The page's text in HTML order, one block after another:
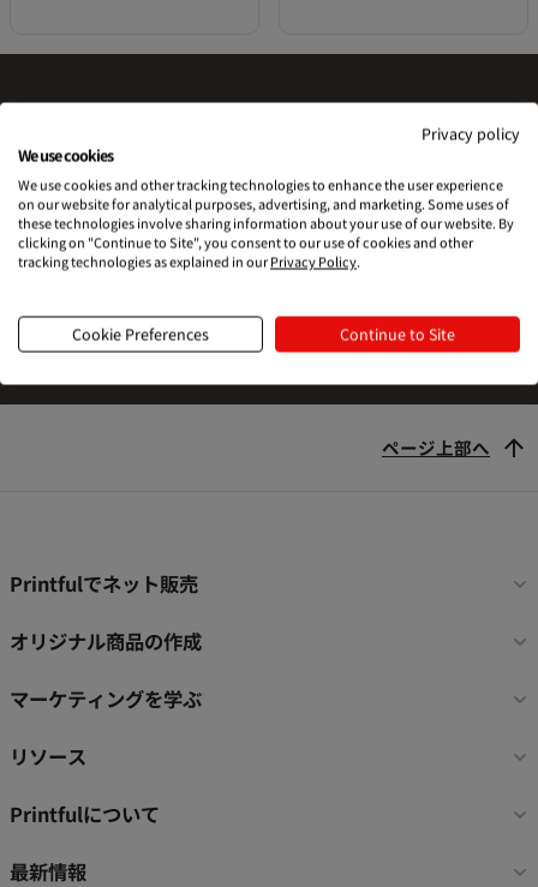
Printfulを試す準備はできました
か？
ページ上部へ
フ
タ
リ
ク
Printfulでネット販売
オリジナル商品の作成
マーケティングを学ぶ
リソース
Printfulについて
最新情報
Privacy policy
We use cookies
We use cookies and other tracking technologies to enhance the user experience
on our website for analytical purposes, advertising, and marketing. Some uses of
these technologies involve sharing information about your use of our website. By
clicking on "Continue to Site", you consent to our use of cookies and other
tracking technologies as explained in ourPrivacy Policy.
Cookie Preferences Continue to Site